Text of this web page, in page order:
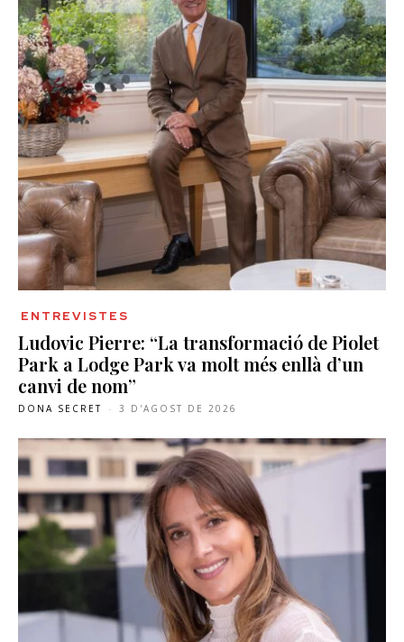
ENTREVISTES
Ludovic Pierre: “La transformació de Piolet
Park a Lodge Park va molt més enllà d’un
canvi de nom”
DONA SECRET - 3 D'AGOST DE 2026